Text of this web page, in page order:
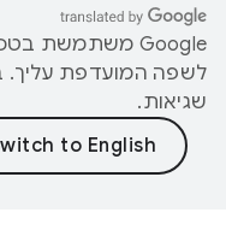
לשפה המועדפת עליך.
שגיאות.